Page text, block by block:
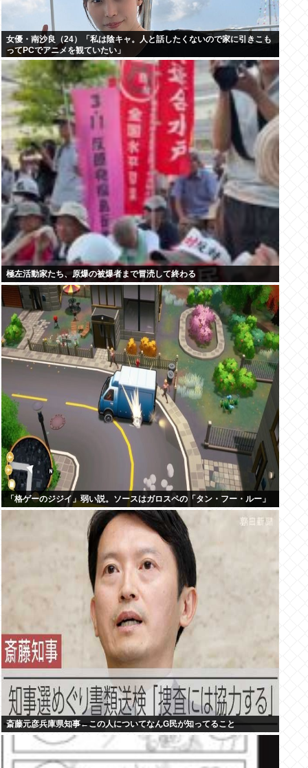
女優・南沙良（24）「私は陰キャ。人と話したくないので家に引きこも
ってPCでアニメを観ていたい」
極左活動家たち、原爆の被爆者まで冒涜して終わる
「格ゲーのジジイ」弱い説。ソースはガロスペの「タン・フー・ルー」
斎藤元彦兵庫県知事←この人についてなんG民が知ってること